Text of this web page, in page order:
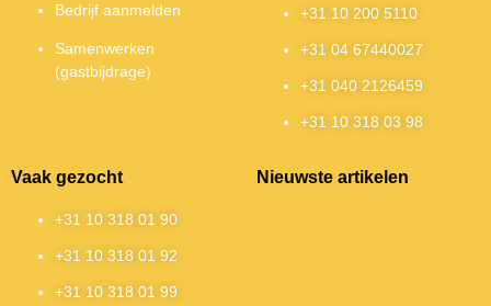
Bedrijf aanmelden
Samenwerken
(gastbijdrage)
+31 10 200 5110
+31 04 67440027
+31 040 2126459
+31 10 318 03 98
Vaak gezocht
+31 10 318 01 90
+31 10 318 01 92
+31 10 318 01 99
Nieuwste artikelen